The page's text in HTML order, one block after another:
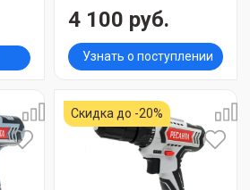
4 100 руб.
Узнать о поступлении
Скидка до -20%